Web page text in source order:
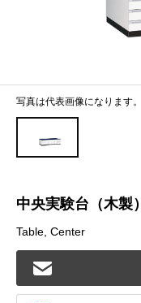
写真は代表画像になります。
中央実験台（木製
Table, Center